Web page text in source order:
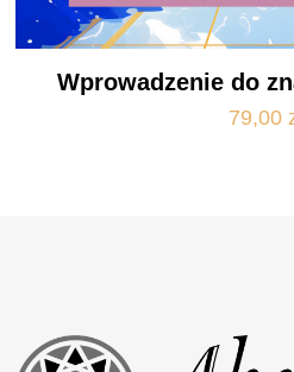
Wprowadzenie do
79,00